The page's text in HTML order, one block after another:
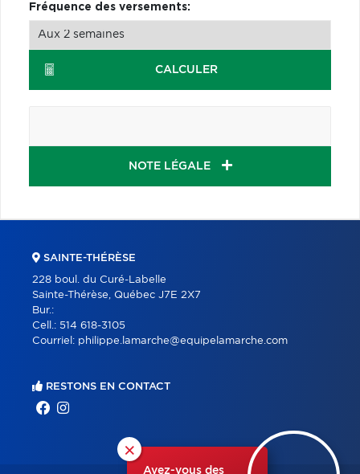
Fréquence des versements:
CALCULER
NOTE LÉGALE
×
Avez-vous des
SAINTE-THÉRÈSE
228 boul. du Curé-Labelle
Sainte-Thérèse, Québec J7E 2X7
Bur.:
Cell.: 514 618-3105
Courriel: philippe.lamarche@equipelamarche.com
RESTONS EN CONTACT